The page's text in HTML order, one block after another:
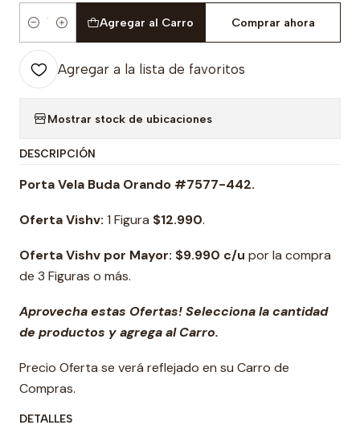
Cantidad
Agregar al Carro Comprar ahora
Agregar a la lista de favoritos
Mostrar stock de ubicaciones
DESCRIPCIÓN
Porta Vela Buda Orando #7577-442.
Oferta Vishv: 1 Figura $12.990.
Oferta Vishv por Mayor: $9.990 c/u por la compra
de 3 Figuras o más.
Aprovecha estas Ofertas! Selecciona la cantidad
de productos y agrega al Carro.
Precio Oferta se verá reflejado en su Carro de
Compras.
DETALLES